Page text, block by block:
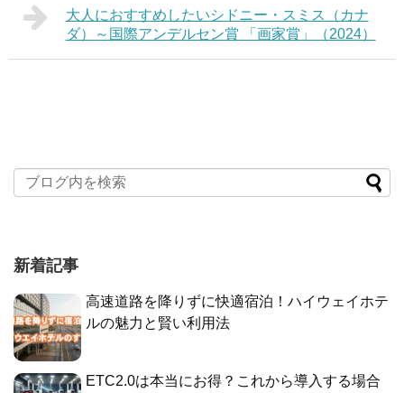
大人におすすめしたいシドニー・スミス（カナ
ダ）～国際アンデルセン賞 「画家賞」（2024）
新着記事
高速道路を降りずに快適宿泊！ハイウェイホテ
ルの魅力と賢い利用法
ETC2.0は本当にお得？これから導入する場合